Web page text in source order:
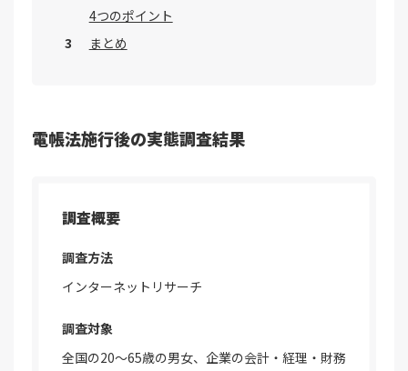
4つのポイント
まとめ
電帳法施行後の実態調査結果
調査概要
調査方法
インターネットリサーチ
調査対象
全国の20～65歳の男女、企業の会計・経理・財務